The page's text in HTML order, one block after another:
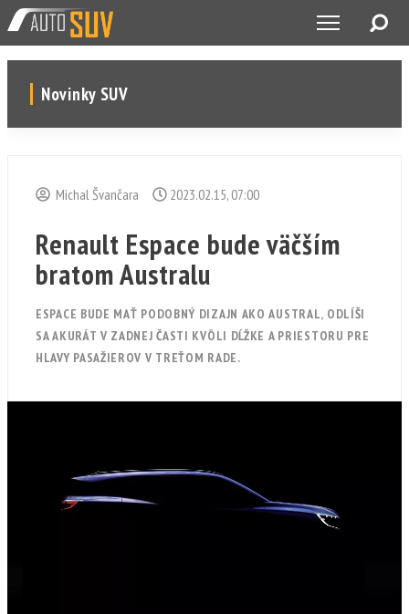
Novinky SUV
Michal Švančara 2023.02.15, 07:00
Renault Espace bude väčším
bratom Australu
ESPACE BUDE MAŤ PODOBNÝ DIZAJN AKO AUSTRAL, ODLÍŠI
SA AKURÁT V ZADNEJ ČASTI KVÔLI DĹŽKE A PRIESTORU PRE
HLAVY PASAŽIEROV V TREŤOM RADE.